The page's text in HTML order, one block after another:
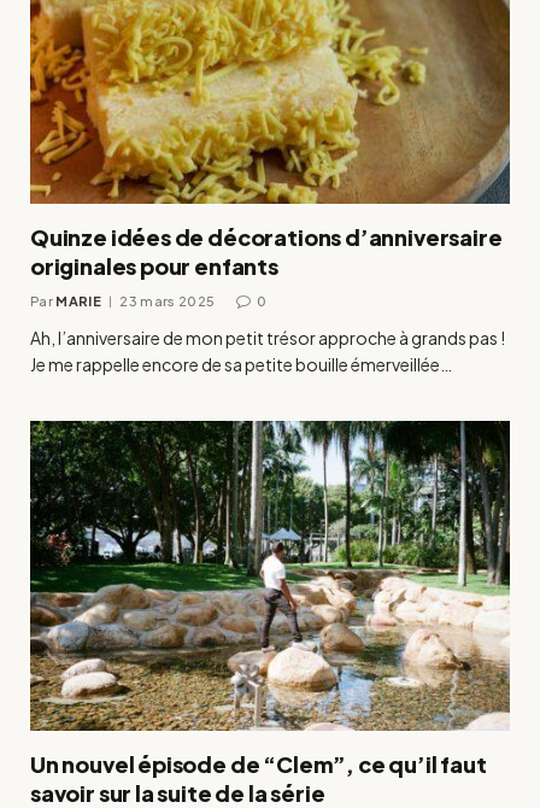
Quinze idées de décorations d’anniversaire
originales pour enfants
Par MARIE 23 mars 2025 0
Ah, l’anniversaire de mon petit trésor approche à grands pas !
Je me rappelle encore de sa petite bouille émerveillée…
Un nouvel épisode de “Clem”, ce qu’il faut
savoir sur la suite de la série